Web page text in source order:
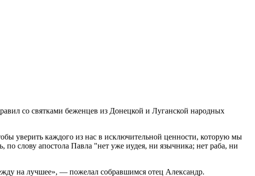
со святками беженцев из Донецкой и Луганской народных
уверить каждого из нас в исключительной ценности, которую мы
по слову апостола Павла "нет уже иудея, ни язычника; нет раба, ни
на лучшее», — пожелал собравшимся отец Александр.